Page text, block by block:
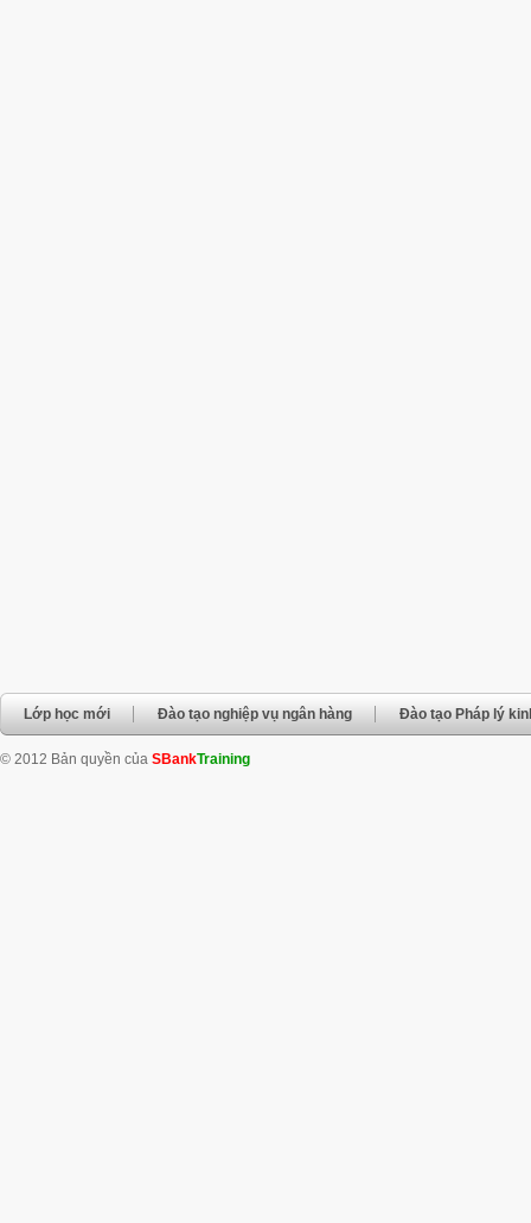
Lớp học mới Đào tạo nghiệp vụ ngân hàng Đào tạo Pháp lý
© 2012 Bản quyền của SBankTraining